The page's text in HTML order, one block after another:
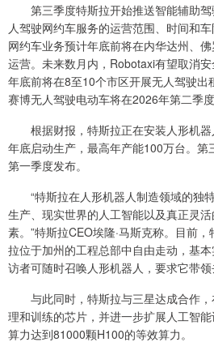
第三季度特斯拉开始推送智能辅助驾
人驾驶网约车服务的运营范围、时间和
网约车业务预计年底前将在内华达州、
运营。未来数月内，Robotaxi有望取消
年底前将在8至10个市区开展无人驾驶
赛博无人驾驶电动车将在2026年第二季度
根据财报，特斯拉正在安装人形机器
年底启动生产，最高年产能100万台。
第一季度发布。
“特斯拉在人形机器人制造领域的独
生产、现实世界的人工智能以及真正灵
素。”特斯拉CEO埃隆·马斯克称。目前
拉位于加州的工程总部中自由走动，基
访者可随时召唤人形机器人，要求它带领
与此同时，特斯拉与三星达成合作，
理和训练的芯片，并进一步扩展人工智
算力达到81000颗H100的等效算力。